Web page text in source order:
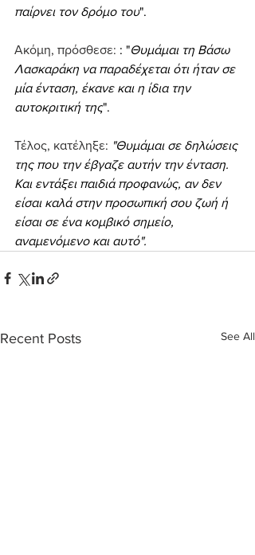
παίρνει τον δρόμο του".
Ακόμη, πρόσθεσε: : "Θυμάμαι τη Βάσω
Λασκαράκη να παραδέχεται ότι ήταν σε
μία ένταση, έκανε και η ίδια την
αυτοκριτική της".
Τέλος, κατέληξε: "Θυμάμαι σε δηλώσεις
της που την έβγαζε αυτήν την ένταση.
Και εντάξει παιδιά προφανώς, αν δεν
είσαι καλά στην προσωπική σου ζωή ή
είσαι σε ένα κομβικό σημείο,
αναμενόμενο και αυτό".
Recent Posts See All